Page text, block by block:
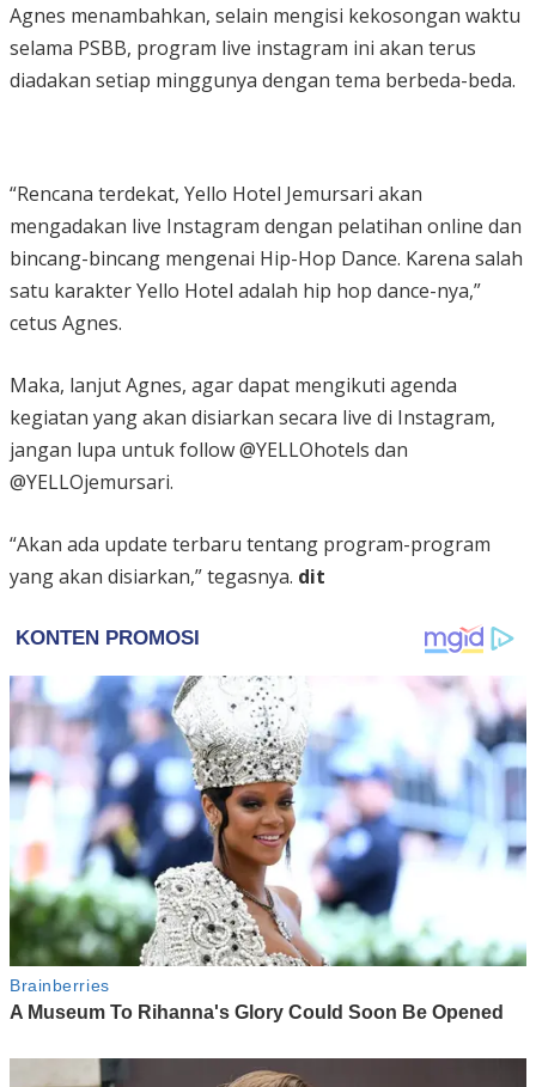
Agnes menambahkan, selain mengisi kekosongan waktu
selama PSBB, program live instagram ini akan terus
diadakan setiap minggunya dengan tema berbeda-beda.
“Rencana terdekat, Yello Hotel Jemursari akan
mengadakan live Instagram dengan pelatihan online dan
bincang-bincang mengenai Hip-Hop Dance. Karena salah
satu karakter Yello Hotel adalah hip hop dance-nya,”
cetus Agnes.
Maka, lanjut Agnes, agar dapat mengikuti agenda
kegiatan yang akan disiarkan secara live di Instagram,
jangan lupa untuk follow @YELLOhotels dan
@YELLOjemursari.
“Akan ada update terbaru tentang program-program
yang akan disiarkan,” tegasnya. dit